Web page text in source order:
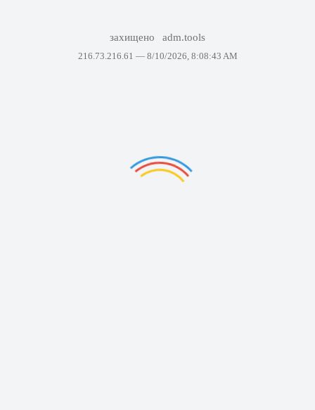
захищено adm.tools
216.73.216.61 — 8/10/2026, 8:08:43 AM